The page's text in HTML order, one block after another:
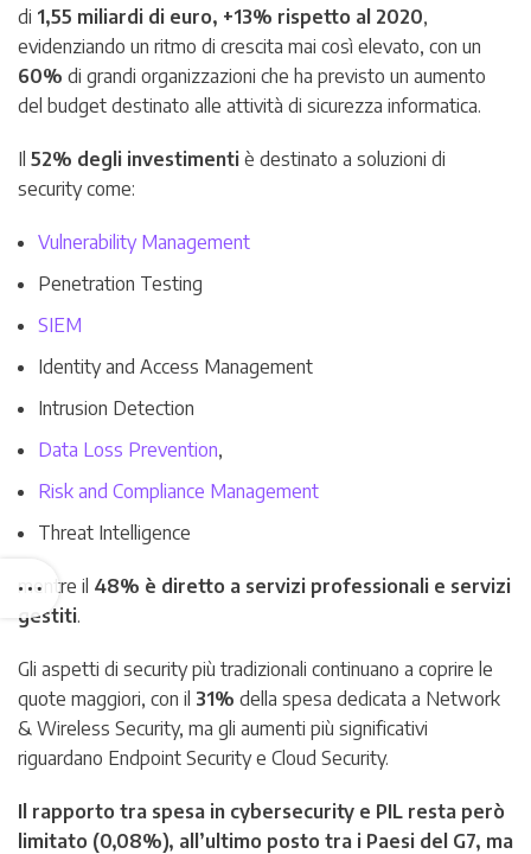
di 1,55 miliardi di euro, +13% rispetto al 2020,
evidenziando un ritmo di crescita mai così elevato, con un
60% di grandi organizzazioni che ha previsto un aumento
del budget destinato alle attività di sicurezza informatica.
Il 52% degli investimenti è destinato a soluzioni di
security come:
Vulnerability Management
Penetration Testing
SIEM
Identity and Access Management
Intrusion Detection
Data Loss Prevention,
Risk and Compliance Management
Threat Intelligence
mentre il 48% è diretto a servizi professionali e servizi
gestiti.
Gli aspetti di security più tradizionali continuano a coprire le
quote maggiori, con il 31% della spesa dedicata a Network
& Wireless Security, ma gli aumenti più significativi
riguardano Endpoint Security e Cloud Security.
Il rapporto tra spesa in cybersecurity e PIL resta però
limitato (0,08%), all’ultimo posto tra i Paesi del G7, ma